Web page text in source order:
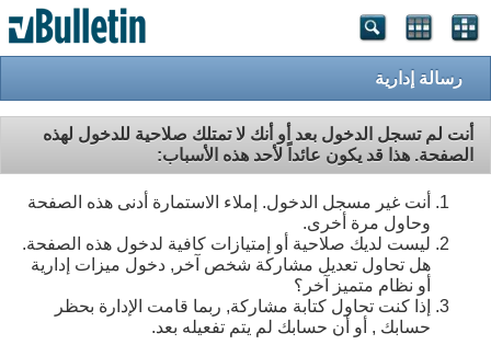
رسالة إدارية
أنت لم تسجل الدخول بعد أو أنك لا تمتلك صلاحية للدخول لهذه
الصفحة. هذا قد يكون عائداً لأحد هذه الأسباب:
أنت غير مسجل الدخول. إملاء الاستمارة أدنى هذه الصفحة
وحاول مرة أخرى.
ليست لديك صلاحية أو إمتيازات كافية لدخول هذه الصفحة.
هل تحاول تعديل مشاركة شخص آخر, دخول ميزات إدارية
أو نظام متميز آخر؟
إذا كنت تحاول كتابة مشاركة, ربما قامت الإدارة بحظر
حسابك , أو أن حسابك لم يتم تفعيله بعد.